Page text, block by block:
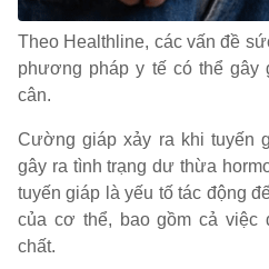
Theo Healthline, các vấn đề
phương pháp y tế có thể gây
cân.
Cường giáp xảy ra khi tuyến
gây ra tình trạng dư thừa
tuyến giáp là yếu tố tác động
của cơ thể, bao gồm cả việc
chất.